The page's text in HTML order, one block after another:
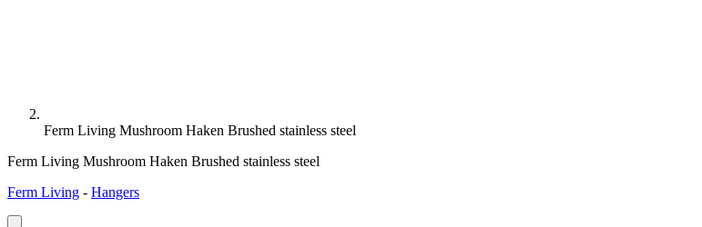
Ferm Living Mushroom Haken Brushed stainless steel
Ferm Living Mushroom Haken Brushed stainless steel
Ferm Living - Hangers